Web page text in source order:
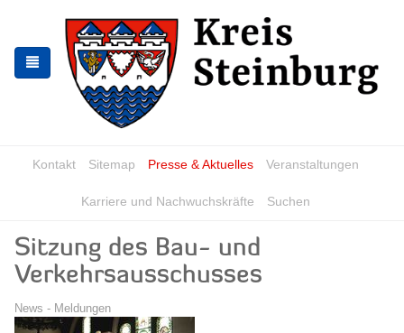
springen
springen
Kontakt Sitemap Presse & Aktuelles Veranstaltungen
Karriere und Nachwuchskräfte Suchen
Sitzung des Bau- und
Verkehrsausschusses
News - Meldungen